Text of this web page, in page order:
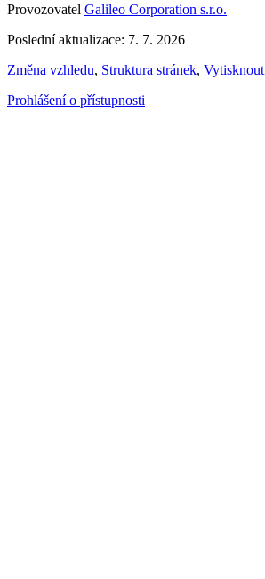
Provozovatel Galileo Corporation s.r.o.
Poslední aktualizace: 7. 7. 2026
Změna vzhledu, Struktura stránek, Vytisknout
Prohlášení o přístupnosti